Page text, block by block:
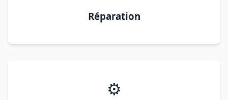
Réparation
⚙️